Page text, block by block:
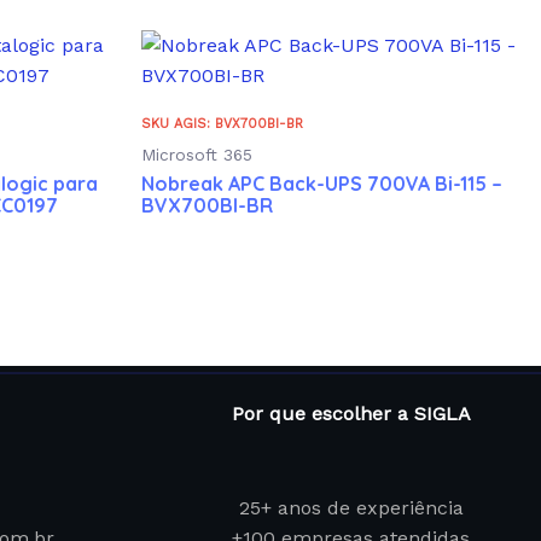
para
SKU AGIS: BVX700BI-BR
Microsoft 365
Nobreak APC Back-UPS 700VA Bi-115 –
BVX700BI-BR
Por que escolher a SIGLA
25+ anos de experiência